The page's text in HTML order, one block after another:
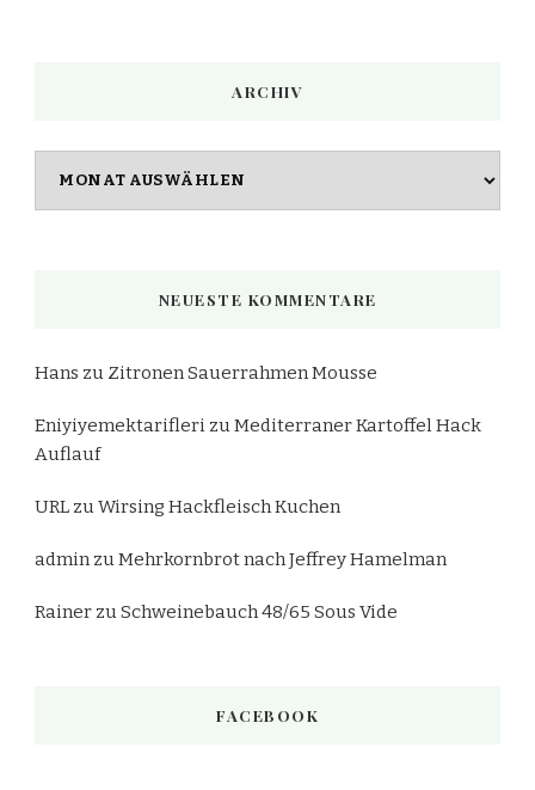
ARCHIV
NEUESTE KOMMENTARE
Hans zu Zitronen Sauerrahmen Mousse
Eniyiyemektarifleri zuMediterraner Kartoffel Hack
Auflauf
URL zuWirsing Hackfleisch Kuchen
adminzuMehrkornbrot nach Jeffrey Hamelman
Rainer zuSchweinebauch 48/65 Sous Vide
FACEBOOK